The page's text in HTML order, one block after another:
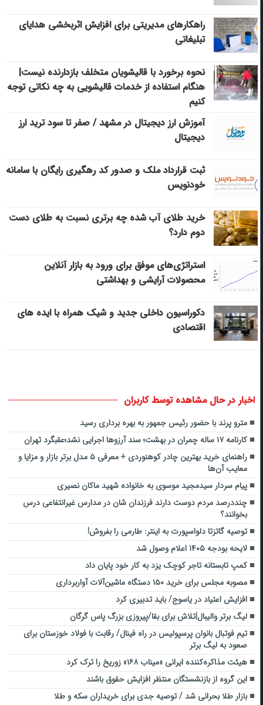
راهکارهای مدیریتی برای افزایش اثربخشی هدایای
تبلیغاتی
نحوه برخورد با قالیشویان متخلف بازدارنده نیست|
هنگام استفاده از خدمات قالیشویی به چه نکاتی توجه
کنیم
آموزش ارز دیجیتال در مشهد / صفر تا سود ترید ارز
دیجیتال
ثبت قرارداد ملک و صدور کد رهگیری رایگان با سامانه
خودنویس
خرید طلای آب شده چه برتری نسبت به طلای دست
دوم دارد؟
استراتژی‌های موفق برای ورود به بازار آنلاین
محصولات آرایشی و بهداشتی
دکوراسیون داخلی جدید و شیک همراه با ایده های
اقتصادی
اخبار در حال مشاهده توسط کاربران
مترو پرند با حضور رئیس جمهور به بهره برداری رسید
کارنامه ۱۷ ساله چمران در بهشت؛ سند آرزوها اجرایی نشد؛عقبگرد تهران
راهنمای خرید بهترین چادر کوهنوردی + معرفی ۵ مدل برتر بازار و مزایا و
معایب آن‌ها
پیام سردار سیدمجید موسوی به خانواده شهید ماکان نصیری
چنددرصد مردم دوست دارند فرزندان شان در مدارس غیرانتفاعی درس
بخوانند؟
توصیه گاتزتا دلواسپورت به اینتر: طارمی را بفروش!
لایحه بودجه ۱۴۰۵ اعلام وصول شد
کمپ تابستانه تاجر کوچک یزد به کار خود پایان داد
مصوبه مجلس برای خرید ۱۵۰ دستگاه ماشین‌آلات آواربرداری
افزایش اعتیاد در یاسوج/ باید تدبیری کرد
لیگ برتر والیبال|تلاش برای بقا/پیروزی بزرگ پاس گرگان
تیم فوتبال بانوان پرسپولیس در راه فینال/ رقابت با فولاد خوزستان برای
صعود به لیگ برتر
هیئت مذاکره‌کننده ایرانی «میناب ۱۶۸» زوریخ را ترک کرد
این گروه از بازنشستگان منتظر افزایش حقوق باشند
بازار طلا بحرانی شد / توصیه جدی برای خریداران سکه و طلا